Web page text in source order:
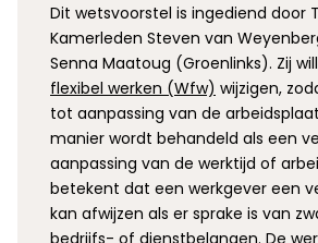
Dit wetsvoorstel is ingediend door
Kamerleden Steven van
Senna Maatoug (Groenlinks). Zij
flexibel werken (Wfw) wijzigen,
tot aanpassing van de
manier wordt behandeld als een
aanpassing van de werktijd of
betekent dat een werkgever een
kan afwijzen als er sprake is van
bedrijfs- of dienstbelangen. De